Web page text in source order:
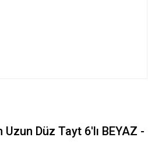
Düz Tayt 6'lı BEYAZ -